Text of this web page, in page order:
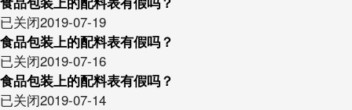
已关闭2019-07-19
食品包装上的配料表有假吗？
已关闭2019-07-16
食品包装上的配料表有假吗？
已关闭2019-07-14